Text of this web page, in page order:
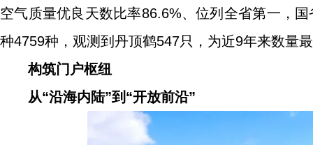
空气质量优良天数比率86.6%、位列全省第一，
种4759种，观测到丹顶鹤547只，为近9年来数量
构筑门户枢纽
从“沿海内陆”到“开放前沿”